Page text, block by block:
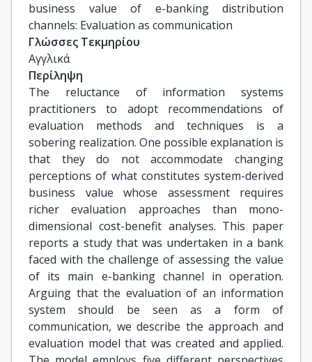
business value of e-banking distribution
channels: Evaluation as communication
Γλώσσες Τεκμηρίου
Αγγλικά
Περίληψη
The reluctance of information systems
practitioners to adopt recommendations of
evaluation methods and techniques is a
sobering realization. One possible explanation is
that they do not accommodate changing
perceptions of what constitutes system-derived
business value whose assessment requires
richer evaluation approaches than mono-
dimensional cost-benefit analyses. This paper
reports a study that was undertaken in a bank
faced with the challenge of assessing the value
of its main e-banking channel in operation.
Arguing that the evaluation of an information
system should be seen as a form of
communication, we describe the approach and
evaluation model that was created and applied.